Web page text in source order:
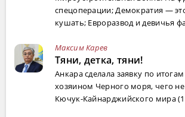
спецоперации; Демократия —
кушать; Евроразвод и девичья
Максим Карев
Тяни, детка, тяни!
Анкара сделала заявку по
хозяином Черного моря, чего
Кючук-Кайнарджийского мира